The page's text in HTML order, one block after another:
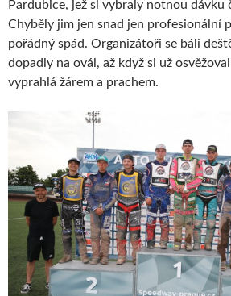
Pardubice, jež si vybraly notnou dávku
Chyběly jim jen snad jen profesionální
pořádný spád. Organizátoři se báli
dopadly na ovál, až když si už
vyprahlá žárem a prachem.